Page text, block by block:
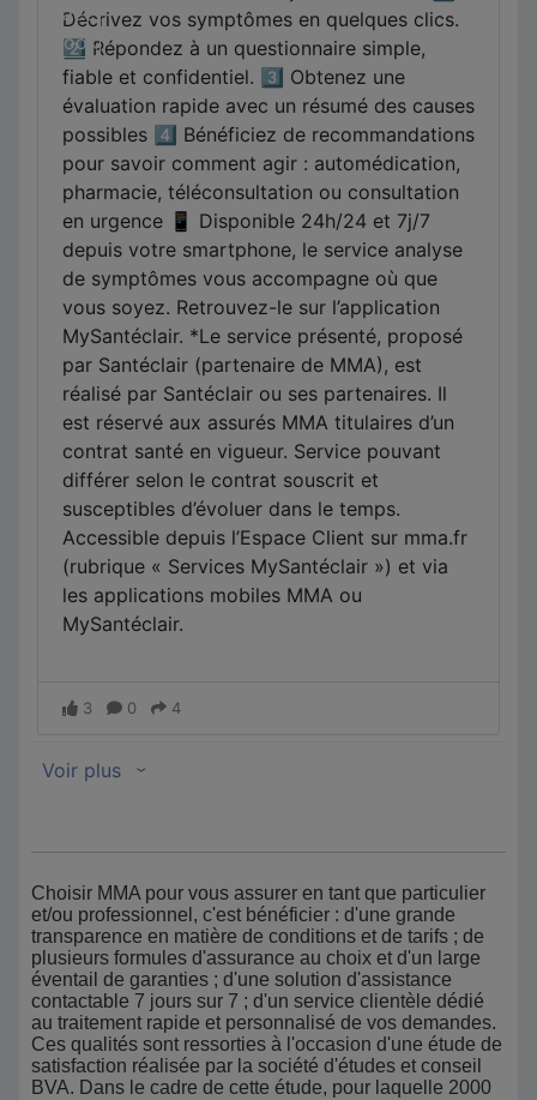
Choisir MMA pour vous assurer en tant que particulier
et/ou professionnel, c'est bénéficier : d'une grande
transparence en matière de conditions et de tarifs ; de
plusieurs formules d'assurance au choix et d'un large
éventail de garanties ; d'une solution d'assistance
contactable 7 jours sur 7 ; d'un service clientèle dédié
au traitement rapide et personnalisé de vos demandes.
Ces qualités sont ressorties à l'occasion d'une étude de
satisfaction réalisée par la société d'études et conseil
BVA. Dans le cadre de cette étude, pour laquelle 2000